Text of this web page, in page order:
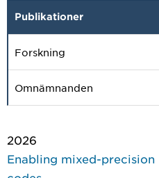
Publikationer
Forskning
Omnämnanden
2026
Enabling mixed-